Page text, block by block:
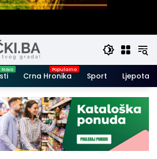
Crna Hronika Sport Ljepota i